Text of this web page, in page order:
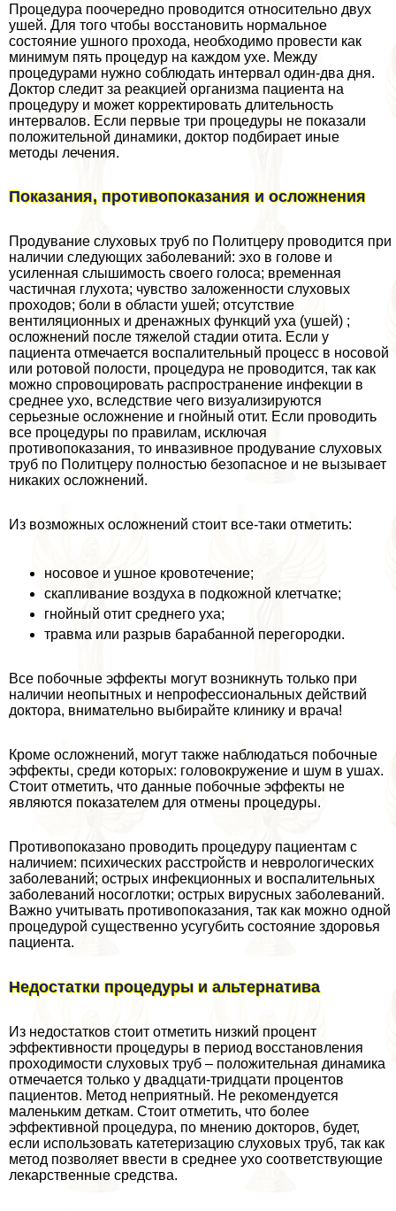
Процедypa поочередно проводится относительно двух
ушей. Для того чтобы восстановить нормальное
состояние ушного прохода, необходимо провести как
минимум пять процедур на каждом ухе. Между
процедypaми нужно соблюдать интервал один-два дня.
Доктор следит за реакцией организма пациента на
процедуру и может корректировать длительность
интервалов. Если первые три процедуры не показали
положительной динамики, доктор подбирает иные
методы лечения.
Показания, противопоказания и осложнения
Продувание слуховых труб по Политцеру проводится при
наличии следующих заболеваний: эхо в голове и
усиленная слышимость своего голоса; временная
частичная глухота; чувство заложенности слуховых
проходов; боли в области ушей; отсутствие
вентиляционных и дренажных функций уха (ушей) ;
осложнений после тяжелой стадии отита. Если у
пациента отмечается воспалительный процесс в носовой
или ротовой полости, процедypa не проводится, так как
можно спровоцировать распространение инфекции в
среднее ухо, вследствие чего визуализируются
серьезные осложнение и гнойный отит. Если проводить
все процедуры по правилам, исключая
противопоказания, то инвазивное продувание слуховых
труб по Политцеру полностью безопасное и не вызывает
никаких осложнений.
Из возможных осложнений стоит все-таки отметить:
носовое и ушное кровотечение;
скапливание воздуха в подкожной клетчатке;
гнойный отит среднего уха;
травма или разрыв баpaбанной перегородки.
Все побочные эффекты могут возникнуть только при
наличии неопытных и непрофессиональных действий
доктора, внимательно выбирайте клинику и врача!
Кроме осложнений, могут также наблюдаться побочные
эффекты, среди которых: головокружение и шум в ушах.
Стоит отметить, что данные побочные эффекты не
являются показателем для отмены процедуры.
Противопоказано проводить процедуру пациентам с
наличием: психических расстройств и неврологических
заболеваний; острых инфекционных и воспалительных
заболеваний носоглотки; острых вирусных заболеваний.
Важно учитывать противопоказания, так как можно одной
процедурой существенно усугубить состояние здоровья
пациента.
Недостатки процедуры и альтернатива
Из недостатков стоит отметить низкий процент
эффективности процедуры в период восстановления
проходимости слуховых труб – положительная динамика
отмечается только у двадцати-тридцати процентов
пациентов. Метод неприятный. Не рекомендуется
маленьким деткам. Стоит отметить, что более
эффективной процедypa, по мнению докторов, будет,
если использовать катетеризацию слуховых труб, так как
метод позволяет ввести в среднее ухо соответствующие
лекарственные средства.